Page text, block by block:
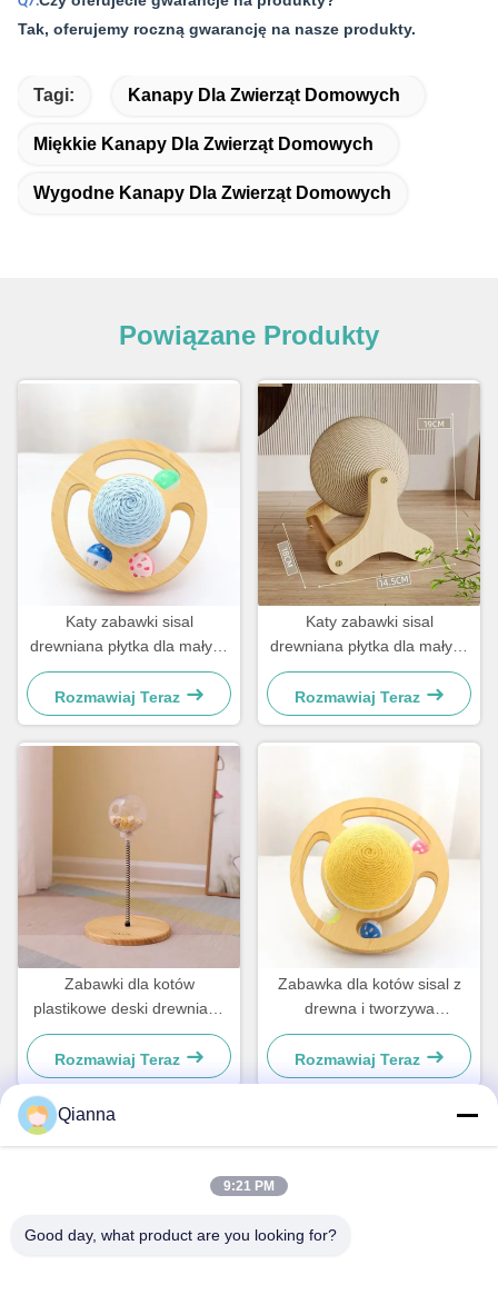
Tak, oferujemy roczną gwarancję na nasze produkty.
Tagi: Kanapy Dla Zwierząt Domowych
Miękkie Kanapy Dla Zwierząt Domowych
Wygodne Kanapy Dla Zwierząt Domowych
Powiązane Produkty
Katy zabawki sisal
drewniana płytka dla małych
psów i kotów
Rozmawiaj Teraz
Katy zabawki sisal
drewniana płytka dla małych
psów i kotów
Rozmawiaj Teraz
Zabawki dla kotów
plastikowe deski drewniane
dla małych psów i kotów
proste i praktyczne
Rozmawiaj Teraz
Zabawka dla kotów sisal z
drewna i tworzywa
sztucznego Dla małych psów
i kotów
Rozmawiaj Teraz
Adres
Qianna
9:21 PM
Good day, what product are you looking for?